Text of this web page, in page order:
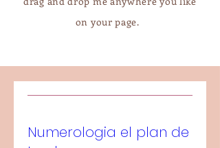
on your page.
Numerologia el plan de